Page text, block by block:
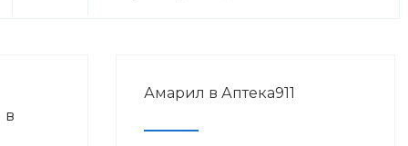
в
Амарил в Аптека911